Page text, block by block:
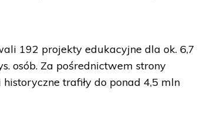
192 projekty edukacyjne dla ok. 6,7
osób. Za pośrednictwem strony
trafiły do ponad 4,5 mln